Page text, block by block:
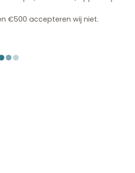
€500 accepteren wij niet.